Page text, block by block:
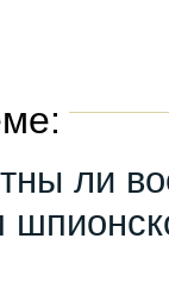
ли